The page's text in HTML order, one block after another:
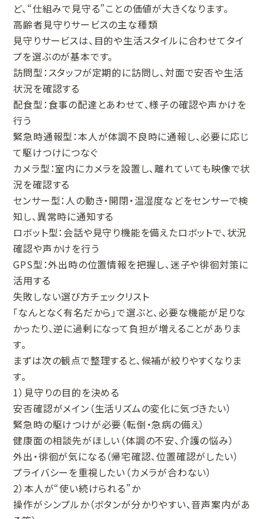
ど、“仕組みで見守る”ことの価値が大きくなります。
高齢者見守りサービスの主な種類
見守りサービスは、目的や生活スタイルに合わせてタイ
プを選ぶのが基本です。
訪問型：スタッフが定期的に訪問し、対面で安否や生活
状況を確認する
配食型：食事の配達とあわせて、様子の確認や声かけを
行う
緊急時通報型：本人が体調不良時に通報し、必要に応じ
て駆けつけにつなぐ
カメラ型：室内にカメラを設置し、離れていても映像で状
況を確認する
センサー型：人の動き・開閉・温湿度などをセンサーで検
知し、異常時に通知する
ロボット型：会話や見守り機能を備えたロボットで、状況
確認や声かけを行う
GPS型：外出時の位置情報を把握し、迷子や徘徊対策に
活用する
失敗しない選び方チェックリスト
「なんとなく有名だから」で選ぶと、必要な機能が足りな
かったり、逆に過剰になって負担が増えることがありま
す。
まずは次の観点で整理すると、候補が絞りやすくなりま
す。
1）見守りの目的を決める
安否確認がメイン（生活リズムの変化に気づきたい）
緊急時の駆けつけが必要（転倒・急病の備え）
健康面の相談先がほしい（体調の不安、介護の悩み）
外出・徘徊が気になる（帰宅確認、位置確認がしたい）
プライバシーを重視したい（カメラが合わない）
2）本人が“使い続けられる”か
操作がシンプルか（ボタンが分かりやすい、音声案内があ